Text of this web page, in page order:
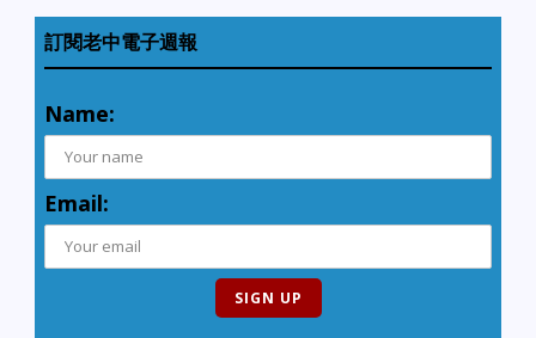
訂閱老中電子週報
Name:
Email: